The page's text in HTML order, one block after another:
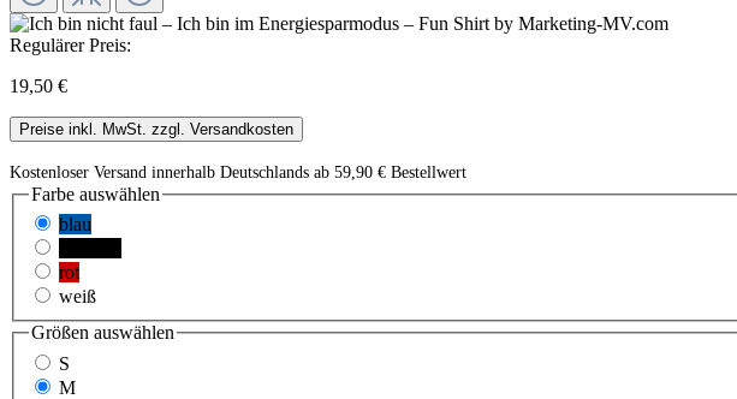
Regulärer Preis:
19,50 €
Preise inkl. MwSt. zzgl. Versandkosten
Kostenloser Versand innerhalb Deutschlands ab 59,90 € Bestellwert
Farbe auswählen
blau
rot
weiß
Größen auswählen
S
M